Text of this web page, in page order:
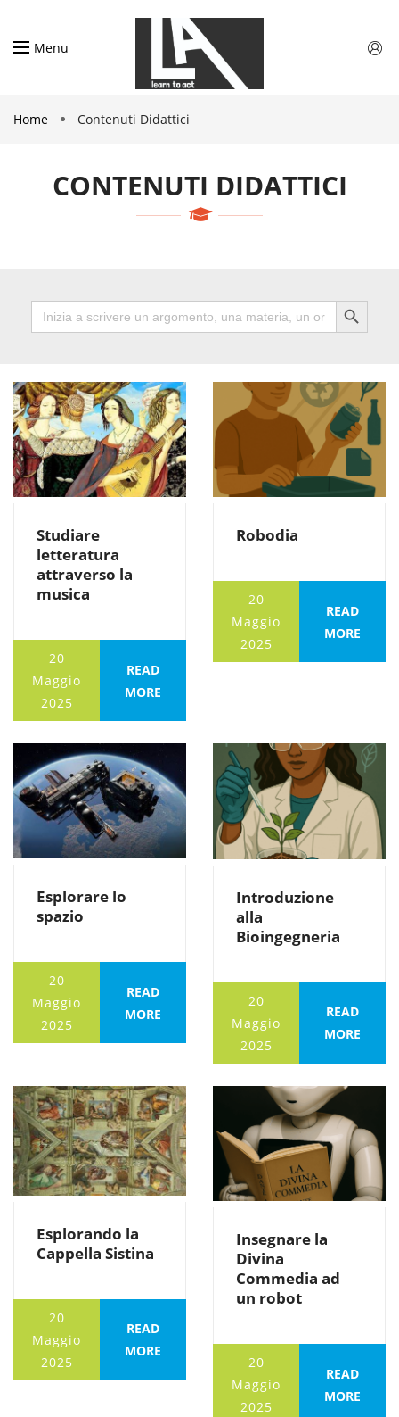
Menu
Home Contenuti Didattici
CONTENUTI DIDATTICI
Search
for:
SEARCH
BUTTON
Studiare
letteratura
attraverso la
musica
20
Maggio
2025
READ
MORE
Robodia
20
Maggio
2025
READ
MORE
Esplorare lo
spazio
20
Maggio
2025
READ
MORE
Introduzione
alla
Bioingegneria
20
Maggio
2025
READ
MORE
Esplorando la
Cappella Sistina
20
Maggio
2025
READ
MORE
Insegnare la
Divina
Commedia ad
un robot
20
Maggio
2025
READ
MORE